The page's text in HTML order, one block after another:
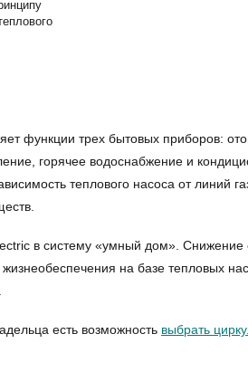
функции трех бытовых приборов:
горячее водоснабжение и
теплового насоса от линий
в систему «умный дом».
на базе тепловых
есть возможность выбрать